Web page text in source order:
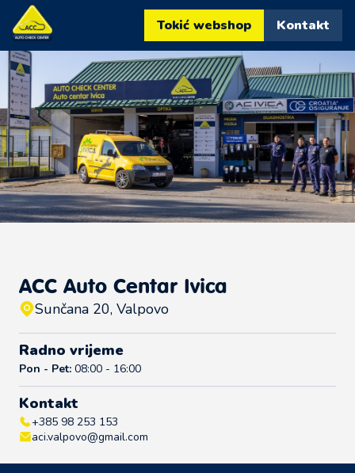
Tokić webshop Kontakt
ACC Auto Centar Ivica
Sunčana 20, Valpovo
Radno vrijeme
Pon - Pet: 08:00 - 16:00
Kontakt
+385 98 253 153
aci.valpovo@gmail.com